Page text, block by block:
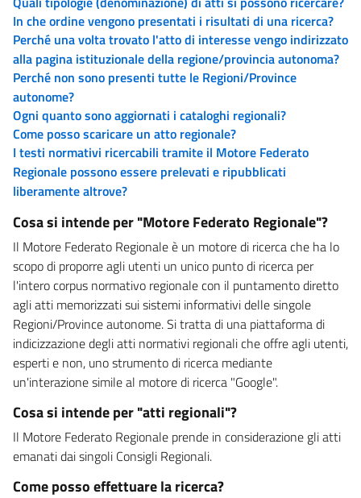
In che ordine vengono presentati i risultati di una ricerca?
Perché una volta trovato l'atto di interesse vengo indirizzato
alla pagina istituzionale della regione/provincia autonoma?
Perché non sono presenti tutte le Regioni/Province
autonome?
Ogni quanto sono aggiornati i cataloghi regionali?
Come posso scaricare un atto regionale?
I testi normativi ricercabili tramite il Motore Federato
Regionale possono essere prelevati e ripubblicati
liberamente altrove?
Cosa si intende per "Motore Federato Regionale"?
Il Motore Federato Regionale è un motore di ricerca che ha lo
scopo di proporre agli utenti un unico punto di ricerca per
l'intero corpus normativo regionale con il puntamento diretto
agli atti memorizzati sui sistemi informativi delle singole
Regioni/Province autonome. Si tratta di una piattaforma di
indicizzazione degli atti normativi regionali che offre agli utenti,
esperti e non, uno strumento di ricerca mediante
un'interazione simile al motore di ricerca "Google".
Cosa si intende per "atti regionali"?
Il Motore Federato Regionale prende in considerazione gli atti
emanati dai singoli Consigli Regionali.
Come posso effettuare la ricerca?